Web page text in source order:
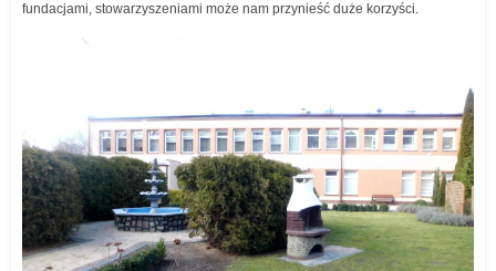
fundacjami, stowarzyszeniami może nam przynieść duże korzyści.